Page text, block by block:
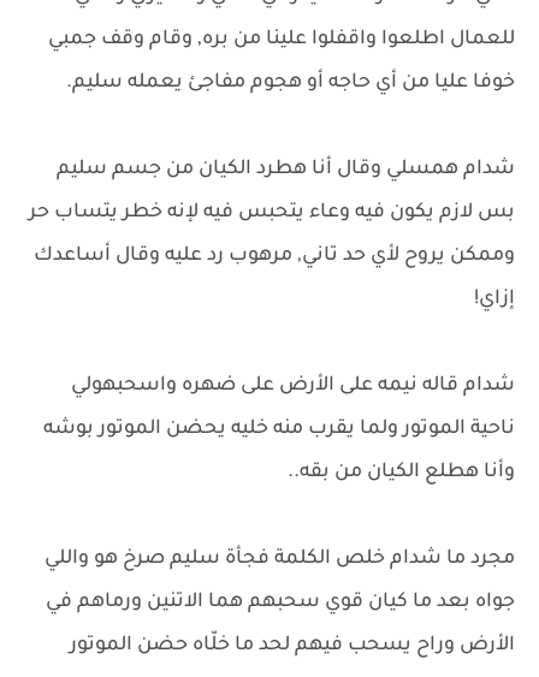
للعمال اطلعوا واقفلوا علينا من بره, وقام وقف جمبي
خوفا عليا من أي حاجه أو هجوم مفاجئ يعمله سليم.
شدام همسلي وقال أنا هطرد الكيان من جسم سليم
بس لازم يكون فيه وعاء يتحبس فيه لإنه خطر يتساب حر
وممكن يروح لأي حد تاني, مرهوب رد عليه وقال أساعدك
إزاي!
شدام قاله نيمه على الأرض على ضهره واسحبهولي
ناحية الموتور ولما يقرب منه خليه يحضن الموتور بوشه
وأنا هطلع الكيان من بقه..
مجرد ما شدام خلص الكلمة فجأة سليم صرخ هو واللي
جواه بعد ما كيان قوي سحبهم هما الاتنين ورماهم في
الأرض وراح يسحب فيهم لحد ما خلّاه حضن الموتور